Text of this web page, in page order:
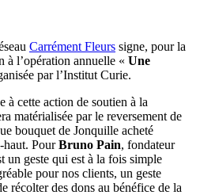
Carrément Fleurs signe, pour la
à l’opération annuelle « Une
par l’Institut Curie.
à cette action de soutien à la
matérialisée par le reversement de
bouquet de Jonquille acheté
haut. PourBruno Pain, fondateur
un geste qui est à la fois simple
pour nos clients, un geste
récolter des dons au bénéfice de la